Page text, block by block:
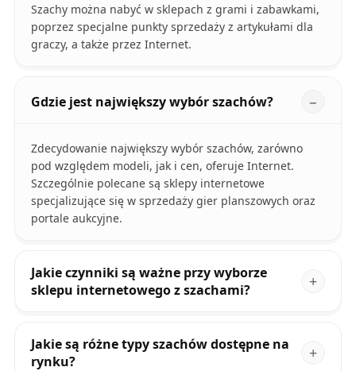
Szachy można nabyć w sklepach z grami i zabawkami,
poprzez specjalne punkty sprzedaży z artykułami dla
graczy, a także przez Internet.
Gdzie jest największy wybór szachów?
Zdecydowanie największy wybór szachów, zarówno
pod względem modeli, jak i cen, oferuje Internet.
Szczególnie polecane są sklepy internetowe
specjalizujące się w sprzedaży gier planszowych oraz
portale aukcyjne.
Jakie czynniki są ważne przy wyborze
sklepu internetowego z szachami?
Jakie są różne typy szachów dostępne na
rynku?